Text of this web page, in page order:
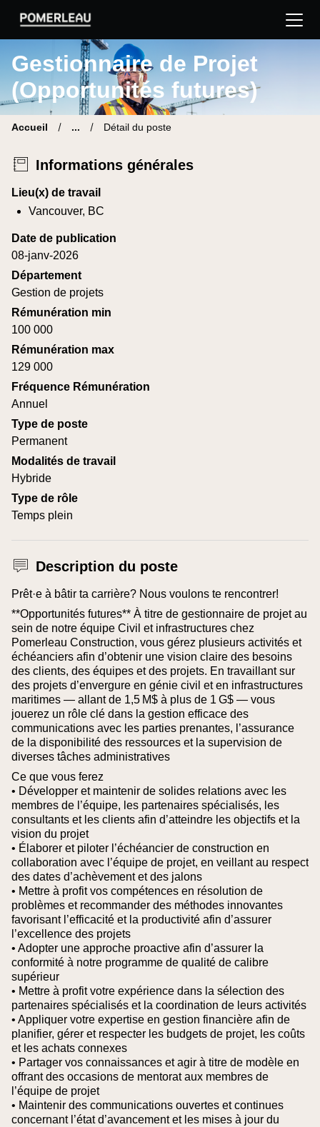
Pomerleau Site carrière | Trouve ton nouveau poste
Gestionnaire de Projet
(Opportunités futures)
Accueil ... Détail du poste
Informations générales
Lieu(x) de travail
Vancouver, BC
Date de publication
08-janv-2026
Département
Gestion de projets
Rémunération min
100 000
Rémunération max
129 000
Fréquence Rémunération
Annuel
Type de poste
Permanent
Modalités de travail
Hybride
Type de rôle
Temps plein
Description du poste
Prêt·e à bâtir ta carrière? Nous voulons te rencontrer!
**Opportunités futures** À titre de gestionnaire de projet au
sein de notre équipe Civil et infrastructures chez
Pomerleau Construction, vous gérez plusieurs activités et
échéanciers afin d’obtenir une vision claire des besoins
des clients, des équipes et des projets. En travaillant sur
des projets d’envergure en génie civil et en infrastructures
maritimes — allant de 1,5 M$ à plus de 1 G$ — vous
jouerez un rôle clé dans la gestion efficace des
communications avec les parties prenantes, l’assurance
de la disponibilité des ressources et la supervision de
diverses tâches administratives
Ce que vous ferez
• Développer et maintenir de solides relations avec les
membres de l’équipe, les partenaires spécialisés, les
consultants et les clients afin d’atteindre les objectifs et la
vision du projet
• Élaborer et piloter l’échéancier de construction en
collaboration avec l’équipe de projet, en veillant au respect
des dates d’achèvement et des jalons
• Mettre à profit vos compétences en résolution de
problèmes et recommander des méthodes innovantes
favorisant l’efficacité et la productivité afin d’assurer
l’excellence des projets
• Adopter une approche proactive afin d’assurer la
conformité à notre programme de qualité de calibre
supérieur
• Mettre à profit votre expérience dans la sélection des
partenaires spécialisés et la coordination de leurs activités
• Appliquer votre expertise en gestion financière afin de
planifier, gérer et respecter les budgets de projet, les coûts
et les achats connexes
• Partager vos connaissances et agir à titre de modèle en
offrant des occasions de mentorat aux membres de
l’équipe de projet
• Maintenir des communications ouvertes et continues
concernant l’état d’avancement et les mises à jour du